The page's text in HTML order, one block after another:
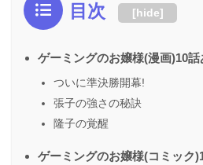
目次 [hide]
ゲーミングのお嬢様(漫画)10
ついに準決勝開幕!
張子の強さの秘訣
隆子の覚醒
ゲーミングのお嬢様(コミック